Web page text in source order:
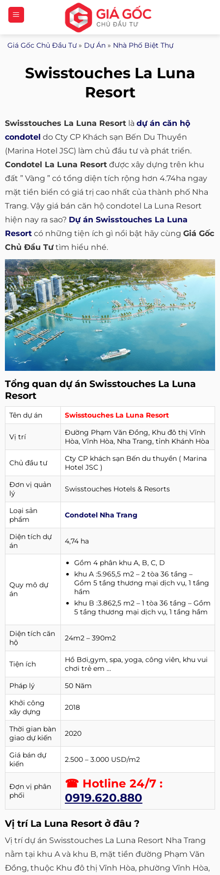
Bỏ
qua
nội
dung
Giá Gốc Chủ Đầu Tư» Dự Án » Nhà Phố Biệt Thự
Swisstouches La Luna
Resort
Swisstouches La Luna Resort là dự án căn hộ
condotel do Cty CP Khách sạn Bến Du Thuyền
(Marina Hotel JSC) làm chủ đầu tư và phát triển.
Condotel La Luna Resort được xây dựng trên khu
đất ” Vàng ” có tổng diện tích rộng hơn 4.74ha ngay
mặt tiền biển có giá trị cao nhất của thành phố Nha
Trang. Vậy giá bán căn hộ condotel La Luna Resort
hiện nay ra sao? Dự án Swisstouches La Luna
Resort có những tiện ích gì nổi bật hãy cùng Giá Gốc
Chủ Đầu Tưtìm hiểu nhé.
Tổng quan dự án Swisstouches La Luna
Resort
Tên dự án Swisstouches La Luna Resort
Vị trí
Đường Phạm Văn Đồng, Khu đô thị Vĩnh
Hòa, Vĩnh Hòa, Nha Trang, tỉnh Khánh Hòa
Chủ đầu tư
Cty CP khách sạn Bến du thuyền ( Marina
Hotel JSC )
Đơn vị quản
lý
Swisstouches Hotels & Resorts
Loại sản
phẩm
Condotel Nha Trang
Diện tích dự
án
4,74 ha
Quy mô dự
án
Gồm 4 phân khu A, B, C, D
khu A :5.965,5 m2 – 2 tòa 36 tầng –
Gồm 5 tầng thương mại dịch vụ, 1 tầng
hầm
khu B :3.862,5 m2 – 1 tòa 36 tầng – Gồm
5 tầng thương mại dịch vụ, 1 tầng hầm
Diện tích căn
hộ
24m2 – 390m2
Tiện ích
Hồ Bơi,gym, spa, yoga, công viên, khu vui
chơi trẻ em …
Pháp lý
50 Năm
Khởi công
xây dựng
2018
Thời gian bàn
giao dự kiến
2020
Giá bán dự
kiến
2.500 – 3.000 USD/m2
Đợn vị phân
phối
☎ Hotline 24/7 :
0919.620.880
Vị trí La Luna Resort ở đâu ?
Vị trí dự án Swisstouches La Luna Resort Nha Trang
nằm tại khu A và khu B, mặt tiền đường Phạm Văn
Đồng, thuộc Khu đô thị Vĩnh Hòa, phường Vĩnh Hòa,